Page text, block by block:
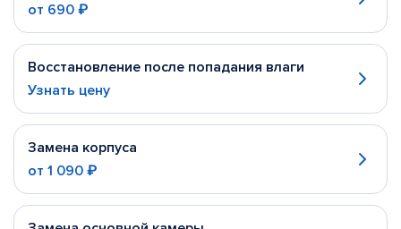
от 690 ₽
Восстановление после попадания влаги
Узнать цену
Замена корпуса
от 1 090 ₽